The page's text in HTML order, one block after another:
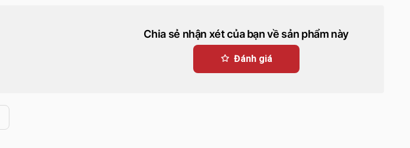
Chia sẻ nhận xét của bạn về sản phẩm này
Đánh giá